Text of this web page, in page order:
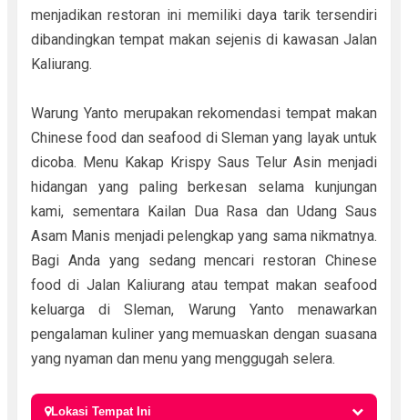
menjadikan restoran ini memiliki daya tarik tersendiri
dibandingkan tempat makan sejenis di kawasan Jalan
Kaliurang.
Warung Yanto merupakan rekomendasi tempat makan
Chinese food dan seafood di Sleman yang layak untuk
dicoba. Menu Kakap Krispy Saus Telur Asin menjadi
hidangan yang paling berkesan selama kunjungan
kami, sementara Kailan Dua Rasa dan Udang Saus
Asam Manis menjadi pelengkap yang sama nikmatnya.
Bagi Anda yang sedang mencari restoran Chinese
food di Jalan Kaliurang atau tempat makan seafood
keluarga di Sleman, Warung Yanto menawarkan
pengalaman kuliner yang memuaskan dengan suasana
yang nyaman dan menu yang menggugah selera.
Lokasi Tempat Ini